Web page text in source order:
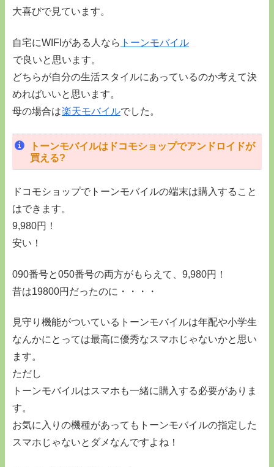
大喜びで見ています。
自宅にWIFIがある人なら トーンモバイル
で良いと思います。
どちらが自分の生活スタイルにあっているのか考えて決
めればいいと思います。
母の場合は楽天モバイルでした。
トーンモバイルはドコモショップでアンドロイドが
買える?
ドコモショップでトーンモバイルの端末は購入すること
はできます。
9,980円！
安い！
090番号と050番号の両方がもらえて、9,980円！
昔は19800円だったのに・・・・
見守り機能がついているトーンモバイルは年配や小学生
なんかにとっては最高に優秀なスマホじゃないかと思い
ます。
ただし
トーンモバイルはスマホも一緒に購入する必要がありま
す。
お気に入りの機種があってもトーンモバイルの指定した
スマホじゃないとダメなんですよね！